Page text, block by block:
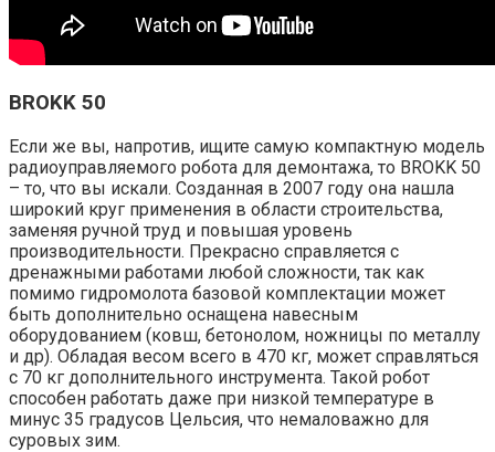
BROKK 50
Если же вы, напротив, ищите самую компактную модель
радиоуправляемого робота для демонтажа, то BROKK 50
– то, что вы искали. Созданная в 2007 году она нашла
широкий круг применения в области строительства,
заменяя ручной труд и повышая уровень
производительности. Прекрасно справляется с
дренажными работами любой сложности, так как
помимо гидромолота базовой комплектации может
быть дополнительно оснащена навесным
оборудованием (ковш, бетонолом, ножницы по металлу
и др). Обладая весом всего в 470 кг, может справляться
с 70 кг дополнительного инструмента. Такой робот
способен работать даже при низкой температуре в
минус 35 градусов Цельсия, что немаловажно для
суровых зим.